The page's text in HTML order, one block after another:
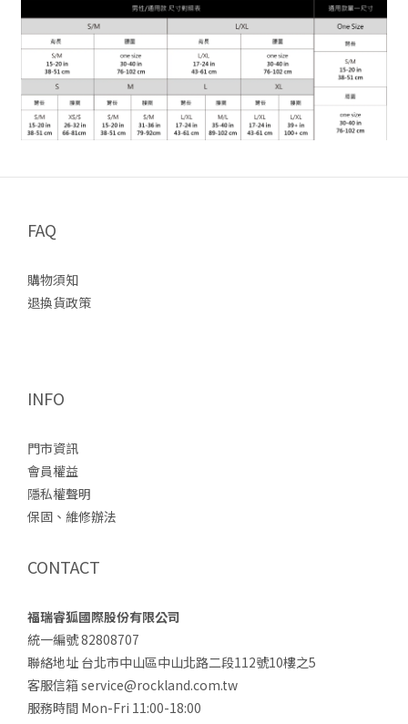
FAQ
購物須知
退換貨政策
INFO
門市資訊
會員權益
隱私權聲明
保固、維修辦法
CONTACT
福瑞睿狐國際股份有限公司
統一編號 82808707
聯絡地址 台北市中山區中山北路二段112號10樓之5
客服信箱 service@rockland.com.tw
服務時間 Mon-Fri 11:00-18:00